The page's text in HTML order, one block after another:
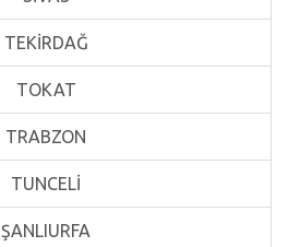
TEKİRDAĞ
TOKAT
TRABZON
TUNCELİ
ŞANLIURFA